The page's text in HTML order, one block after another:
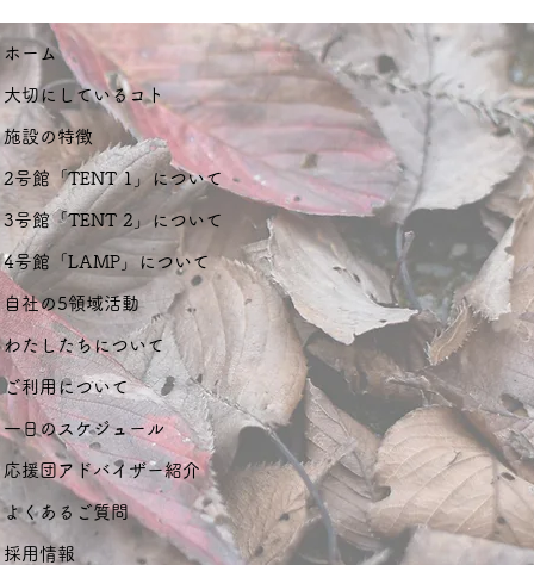
ホーム
大切にしているコト
施設の特徴
2号館「TENT 1」について
3号館「TENT 2」について
4号館「LAMP」について
自社の5領域活動
わたしたちについて
ご利用について
一日のスケジュール
応援団アドバイザー紹介
よくあるご質問
採用情報